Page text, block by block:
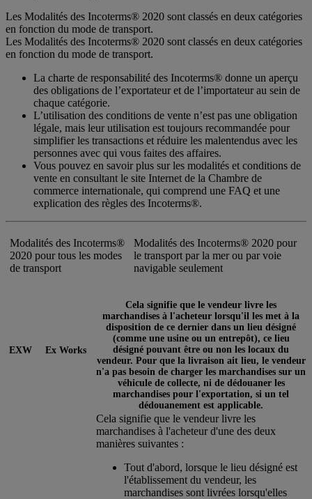
Les Modalités des Incoterms® 2020 sont classés en deux catégories
en fonction du mode de transport.
Les Modalités des Incoterms® 2020 sont classés en deux catégories
en fonction du mode de transport.
La charte de responsabilité des Incoterms® donne un aperçu
des obligations de l’exportateur et de l’importateur au sein de
chaque catégorie.
L’utilisation des conditions de vente n’est pas une obligation
légale, mais leur utilisation est toujours recommandée pour
simplifier les transactions et réduire les malentendus avec les
personnes avec qui vous faites des affaires.
Vous pouvez en savoir plus sur les modalités et conditions de
vente en consultant le site Internet de la Chambre de
commerce internationale, qui comprend une FAQ et une
explication des règles des Incoterms®.
Modalités des Incoterms®
2020 pour tous les modes
de transport
Modalités des Incoterms® 2020 pour
le transport par la mer ou par voie
navigable seulement
EXW Ex Works
Cela signifie que le vendeur livre les
marchandises à l'acheteur lorsqu'il les met à la
disposition de ce dernier dans un lieu désigné
(comme une usine ou un entrepôt), ce lieu
désigné pouvant être ou non les locaux du
vendeur. Pour que la livraison ait lieu, le vendeur
n'a pas besoin de charger les marchandises sur un
véhicule de collecte, ni de dédouaner les
marchandises pour l'exportation, si un tel
dédouanement est applicable.
Cela signifie que le vendeur livre les
marchandises à l'acheteur d'une des deux
manières suivantes :
Tout d'abord, lorsque le lieu désigné est
l'établissement du vendeur, les
marchandises sont livrées lorsqu'elles